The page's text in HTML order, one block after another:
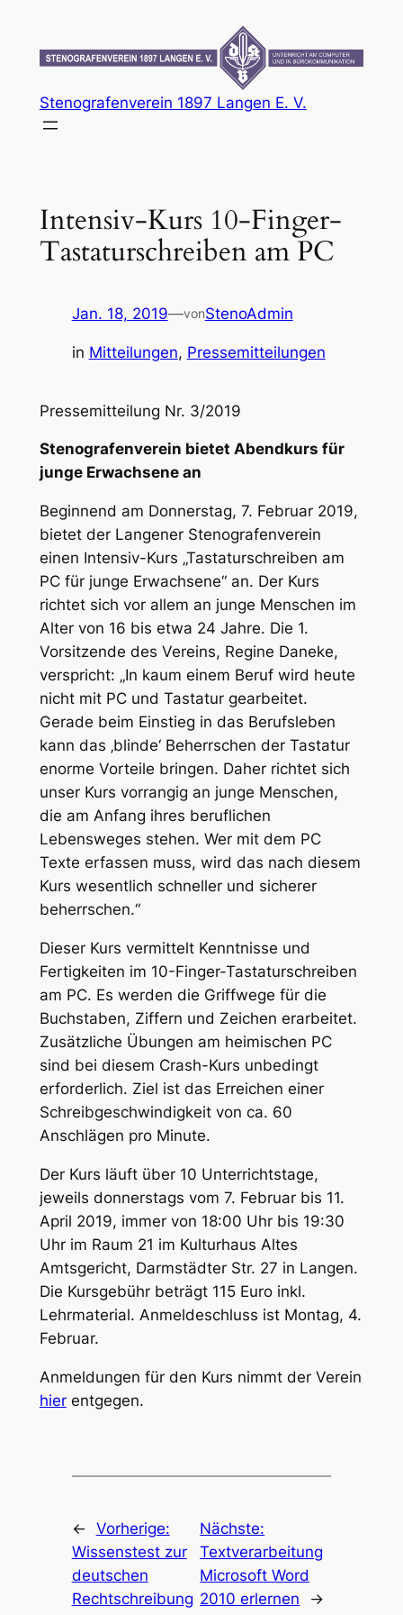
springen
Stenografenverein 1897 Langen E. V.
Intensiv-Kurs 10-Finger-
Tastaturschreiben am PC
Jan. 18, 2019—vonStenoAdmin
in Mitteilungen, Pressemitteilungen
Pressemitteilung Nr. 3/2019
Stenografenverein bietet Abendkurs für
junge Erwachsene an
Beginnend am Donnerstag, 7. Februar 2019,
bietet der Langener Stenografenverein
einen Intensiv-Kurs „Tastaturschreiben am
PC für junge Erwachsene“ an. Der Kurs
richtet sich vor allem an junge Menschen im
Alter von 16 bis etwa 24 Jahre. Die 1.
Vorsitzende des Vereins, Regine Daneke,
verspricht: „In kaum einem Beruf wird heute
nicht mit PC und Tastatur gearbeitet.
Gerade beim Einstieg in das Berufsleben
kann das ‚blinde‘ Beherrschen der Tastatur
enorme Vorteile bringen. Daher richtet sich
unser Kurs vorrangig an junge Menschen,
die am Anfang ihres beruflichen
Lebensweges stehen. Wer mit dem PC
Texte erfassen muss, wird das nach diesem
Kurs wesentlich schneller und sicherer
beherrschen.“
Dieser Kurs vermittelt Kenntnisse und
Fertigkeiten im 10-Finger-Tastaturschreiben
am PC. Es werden die Griffwege für die
Buchstaben, Ziffern und Zeichen erarbeitet.
Zusätzliche Übungen am heimischen PC
sind bei diesem Crash-Kurs unbedingt
erforderlich. Ziel ist das Erreichen einer
Schreibgeschwindigkeit von ca. 60
Anschlägen pro Minute.
Der Kurs läuft über 10 Unterrichtstage,
jeweils donnerstags vom 7. Februar bis 11.
April 2019, immer von 18:00 Uhr bis 19:30
Uhr im Raum 21 im Kulturhaus Altes
Amtsgericht, Darmstädter Str. 27 in Langen.
Die Kursgebühr beträgt 115 Euro inkl.
Lehrmaterial. Anmeldeschluss ist Montag, 4.
Februar.
Anmeldungen für den Kurs nimmt der Verein
hierentgegen.
← Vorherige:
Wissenstest zur
deutschen
Rechtschreibung
Nächste:
Textverarbeitung
Microsoft Word
2010 erlernen
→